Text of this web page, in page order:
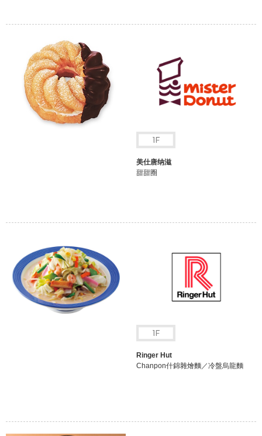
美仕唐纳滋
甜甜圈
Ringer Hut
Chanpon什錦雜燴麵／冷盤烏龍麵